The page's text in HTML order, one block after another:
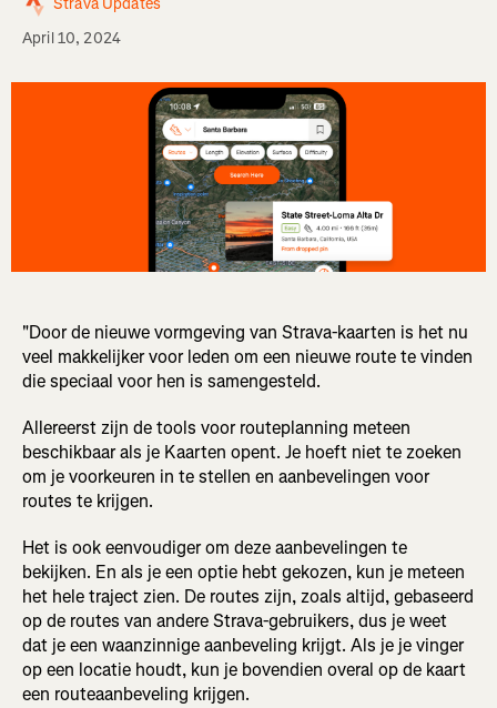
April 10, 2024
"Door de nieuwe vormgeving van Strava-kaarten is het nu
veel makkelijker voor leden om een nieuwe route te vinden
die speciaal voor hen is samengesteld.
Allereerst zijn de tools voor routeplanning meteen
beschikbaar als je Kaarten opent. Je hoeft niet te zoeken
om je voorkeuren in te stellen en aanbevelingen voor
routes te krijgen.
Het is ook eenvoudiger om deze aanbevelingen te
bekijken. En als je een optie hebt gekozen, kun je meteen
het hele traject zien. De routes zijn, zoals altijd, gebaseerd
op de routes van andere Strava-gebruikers, dus je weet
dat je een waanzinnige aanbeveling krijgt. Als je je vinger
op een locatie houdt, kun je bovendien overal op de kaart
een routeaanbeveling krijgen.